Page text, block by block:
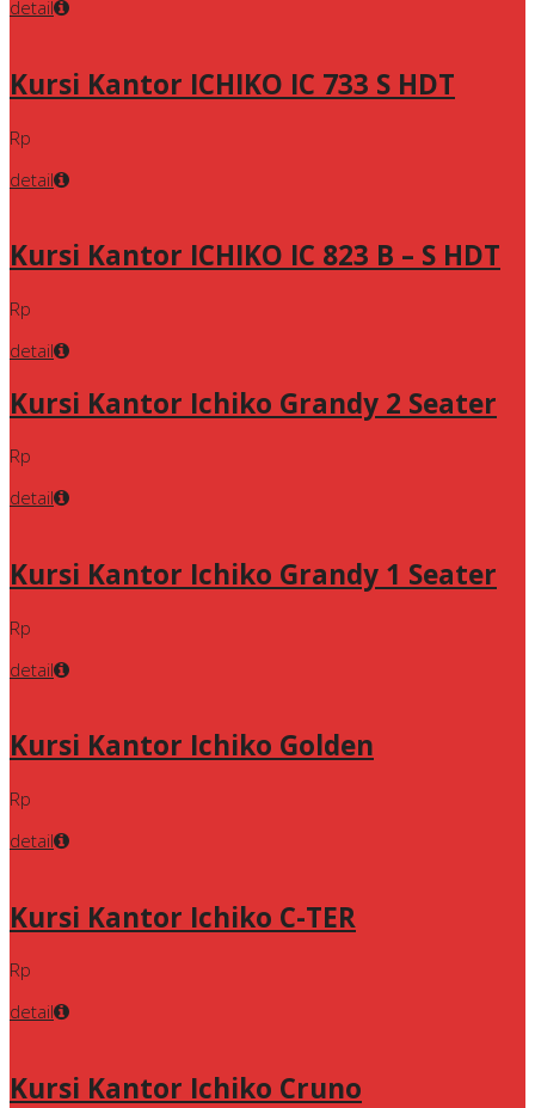
detail
Kursi Kantor ICHIKO IC 733 S HDT
Rp
detail
Kursi Kantor ICHIKO IC 823 B – S HDT
Rp
detail
Kursi Kantor Ichiko Grandy 2 Seater
Rp
detail
Kursi Kantor Ichiko Grandy 1 Seater
Rp
detail
Kursi Kantor Ichiko Golden
Rp
detail
Kursi Kantor Ichiko C-TER
Rp
detail
Kursi Kantor Ichiko Cruno